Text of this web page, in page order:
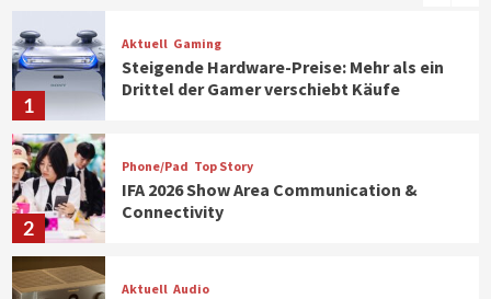
1
Aktuell Gaming
Steigende Hardware-Preise: Mehr als ein
Drittel der Gamer verschiebt Käufe
2
Phone/Pad Top Story
IFA 2026 Show Area Communication &
Connectivity
Aktuell Audio